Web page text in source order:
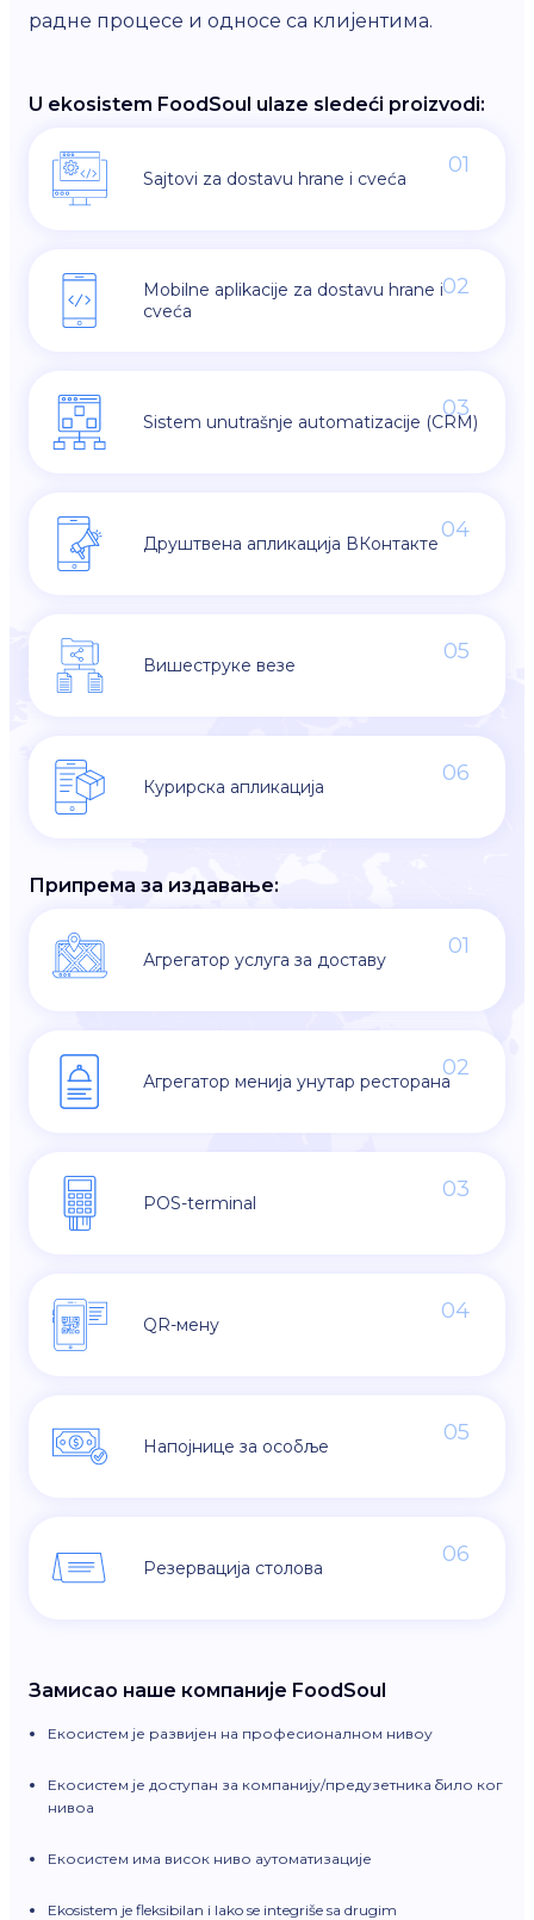
радне процесе и односе са клијентима.
U ekosistem FoodSoul ulaze sledeći proizvodi:
01
Sajtovi za dostavu hrane i cveća
02
Mobilne aplikacije za dostavu hrane i
cveća
03
Sistem unutrašnje automatizacije (CRM)
04
Друштвена апликација ВКонтакте
05
Вишеструке везе
06
Курирска апликација
Припрема за издавање:
01
Агрегатор услуга за доставу
02
Агрегатор менија унутар ресторана
03
POS-terminal
04
QR-мену
05
Напојнице за особље
06
Резервација столова
Замисао наше компаније FoodSoul
Екосистем је развијен на професионалном нивоу
Екосистем је доступан за компанију/предузетника било ког
нивоа
Екосистем има висок ниво аутоматизације
Ekosistem je fleksibilan i lako se integriše sa drugim